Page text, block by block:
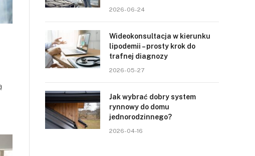
2026-06-24
Wideokonsultacja w kierunku
lipodemii – prosty krok do
trafnej diagnozy
2026-05-27
Jak wybrać dobry system
rynnowy do domu
jednorodzinnego?
2026-04-16